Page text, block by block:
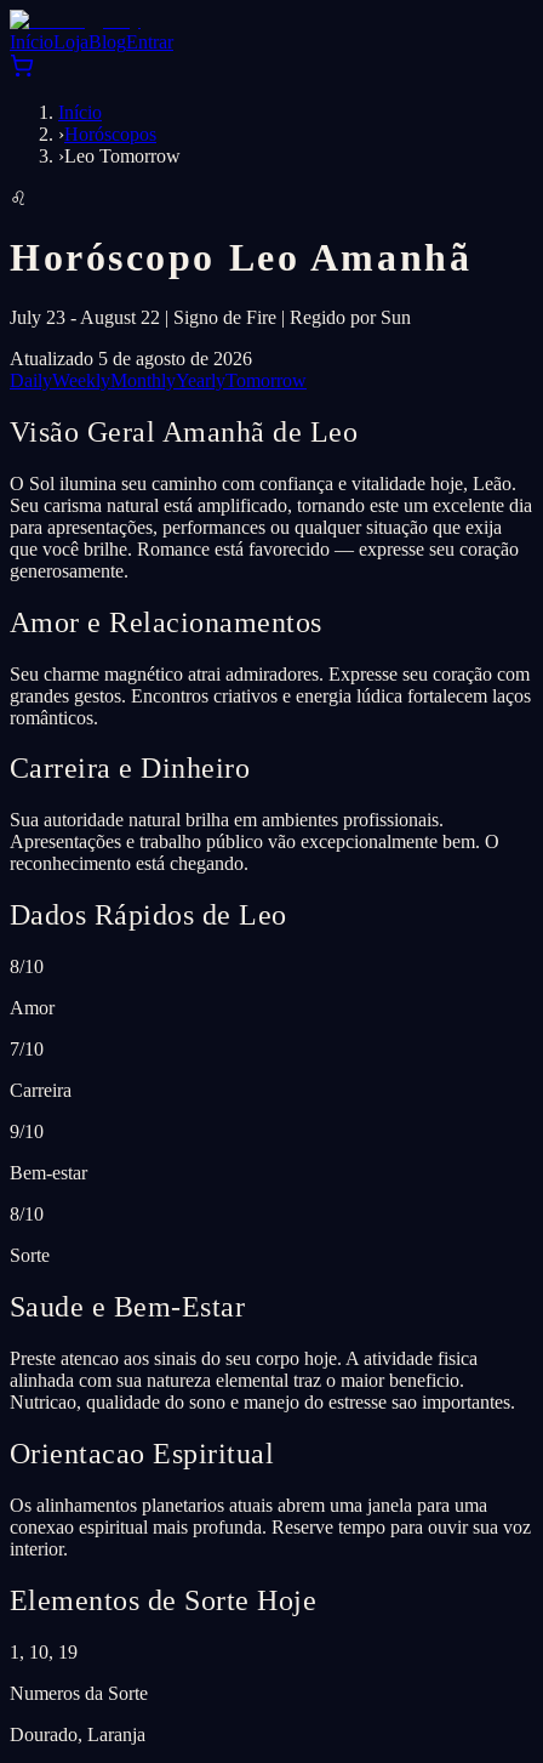
InícioLojaBlogEntrar
Início
›Horóscopos
›Leo Tomorrow
♌
Horóscopo Leo Amanhã
July 23 - August 22 | Signo de Fire | Regido por Sun
Atualizado 5 de agosto de 2026
DailyWeeklyMonthlyYearlyTomorrow
Visão Geral Amanhã de Leo
O Sol ilumina seu caminho com confiança e vitalidade hoje, Leão.
Seu carisma natural está amplificado, tornando este um excelente dia
para apresentações, performances ou qualquer situação que exija
que você brilhe. Romance está favorecido — expresse seu coração
generosamente.
Amor e Relacionamentos
Seu charme magnético atrai admiradores. Expresse seu coração com
grandes gestos. Encontros criativos e energia lúdica fortalecem laços
românticos.
Carreira e Dinheiro
Sua autoridade natural brilha em ambientes profissionais.
Apresentações e trabalho público vão excepcionalmente bem. O
reconhecimento está chegando.
Dados Rápidos de Leo
8/10
Amor
7/10
Carreira
9/10
Bem-estar
8/10
Sorte
Saude e Bem-Estar
Preste atencao aos sinais do seu corpo hoje. A atividade fisica
alinhada com sua natureza elemental traz o maior beneficio.
Nutricao, qualidade do sono e manejo do estresse sao importantes.
Orientacao Espiritual
Os alinhamentos planetarios atuais abrem uma janela para uma
conexao espiritual mais profunda. Reserve tempo para ouvir sua voz
interior.
Elementos de Sorte Hoje
1, 10, 19
Numeros da Sorte
Dourado, Laranja